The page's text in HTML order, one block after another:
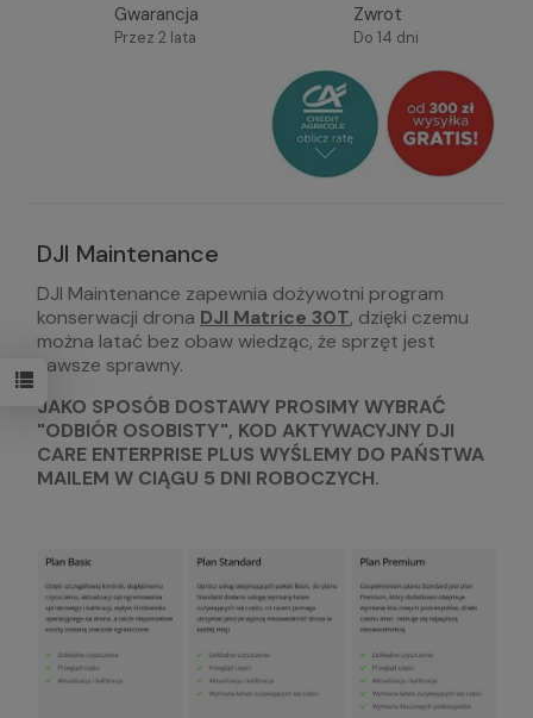
Gwarancja
Przez 2 lata
Zwrot
Do 14 dni
DJI Maintenance
DJI Maintenance zapewnia dożywotni program
konserwacji drona DJI Matrice 30T, dzięki czemu
można latać bez obaw wiedząc, że sprzęt jest
zawsze sprawny.
JAKO SPOSÓB DOSTAWY PROSIMY WYBRAĆ
"ODBIÓR OSOBISTY", KOD AKTYWACYJNY DJI
CARE ENTERPRISE PLUS WYŚLEMY DO PAŃSTWA
MAILEM W CIĄGU 5 DNI ROBOCZYCH.